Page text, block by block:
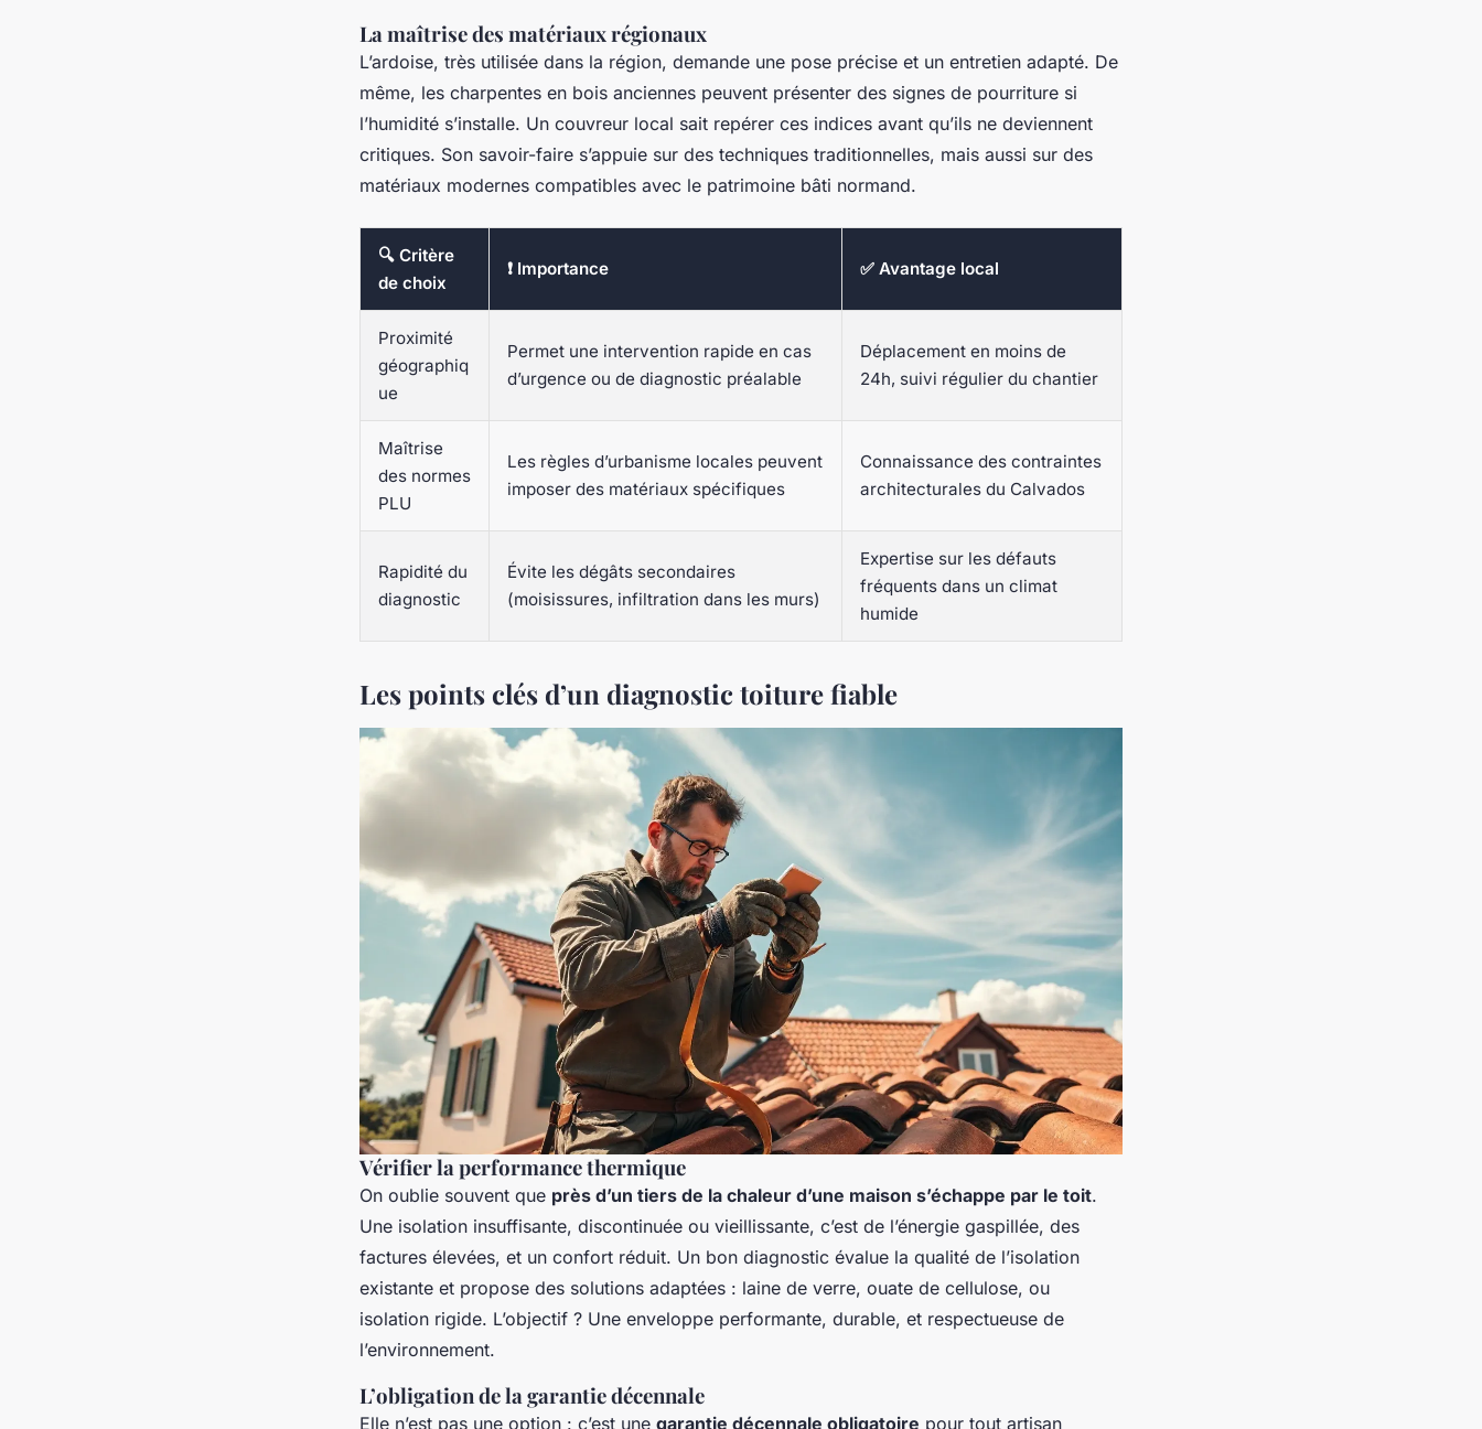
La maîtrise des matériaux régionaux
L’ardoise, très utilisée dans la région, demande une pose précise et un entretien adapté. De
même, les charpentes en bois anciennes peuvent présenter des signes de pourriture si
l’humidité s’installe. Un couvreur local sait repérer ces indices avant qu’ils ne deviennent
critiques. Son savoir-faire s’appuie sur des techniques traditionnelles, mais aussi sur des
matériaux modernes compatibles avec le patrimoine bâti normand.
🔍 Critère
de choix
❗ Importance ✅ Avantage local
Proximité
géographiq
ue
Permet une intervention rapide en cas
d’urgence ou de diagnostic préalable
Déplacement en moins de
24h, suivi régulier du chantier
Maîtrise
des normes
PLU
Les règles d’urbanisme locales peuvent
imposer des matériaux spécifiques
Connaissance des contraintes
architecturales du Calvados
Rapidité du
diagnostic
Évite les dégâts secondaires
(moisissures, infiltration dans les murs)
Expertise sur les défauts
fréquents dans un climat
humide
Les points clés d’un diagnostic toiture fiable
Vérifier la performance thermique
On oublie souvent que près d’un tiers de la chaleur d’une maison s’échappe par le toit.
Une isolation insuffisante, discontinuée ou vieillissante, c’est de l’énergie gaspillée, des
factures élevées, et un confort réduit. Un bon diagnostic évalue la qualité de l’isolation
existante et propose des solutions adaptées : laine de verre, ouate de cellulose, ou
isolation rigide. L’objectif ? Une enveloppe performante, durable, et respectueuse de
l’environnement.
L’obligation de la garantie décennale
Elle n’est pas une option : c’est une garantie décennale obligatoire pour tout artisan